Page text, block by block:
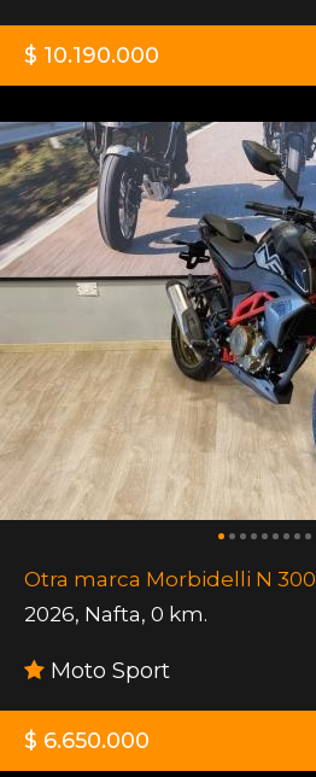
$ 10.190.000
Otra marca Morbidelli N 300
2026, Nafta, 0 km.
Moto Sport
$ 6.650.000